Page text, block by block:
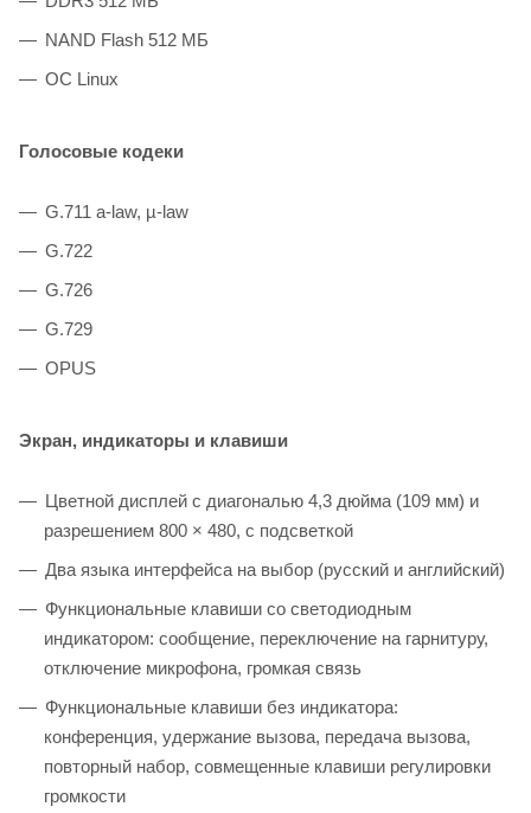
NAND Flash 512 MБ
OС Linux
Голосовые кодеки
G.711 a-law, µ-law
G.722
G.726
G.729
OPUS
Экран, индикаторы и клавиши
Цветной дисплей с диагональю 4,3 дюйма (109 мм) и
разрешением 800 × 480, с подсветкой
Два языка интерфейса на выбор (русский и английский)
Функциональные клавиши со светодиодным
индикатором: сообщение, переключение на гарнитуру,
отключение микрофона, громкая связь
Функциональные клавиши без индикатора:
конференция, удержание вызова, передача вызова,
повторный набор, совмещенные клавиши регулировки
громкости